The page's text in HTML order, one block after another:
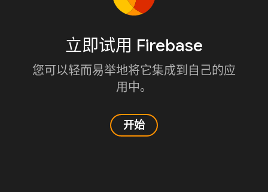
立即试用 Firebase
您可以轻而易举地将它集成到自己的应
用中。
开始